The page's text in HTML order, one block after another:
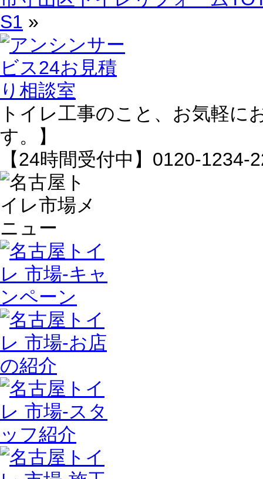
S1 »
トイレ工事のこと、お気軽に
す。】
【24時間受付中】0120-1234-